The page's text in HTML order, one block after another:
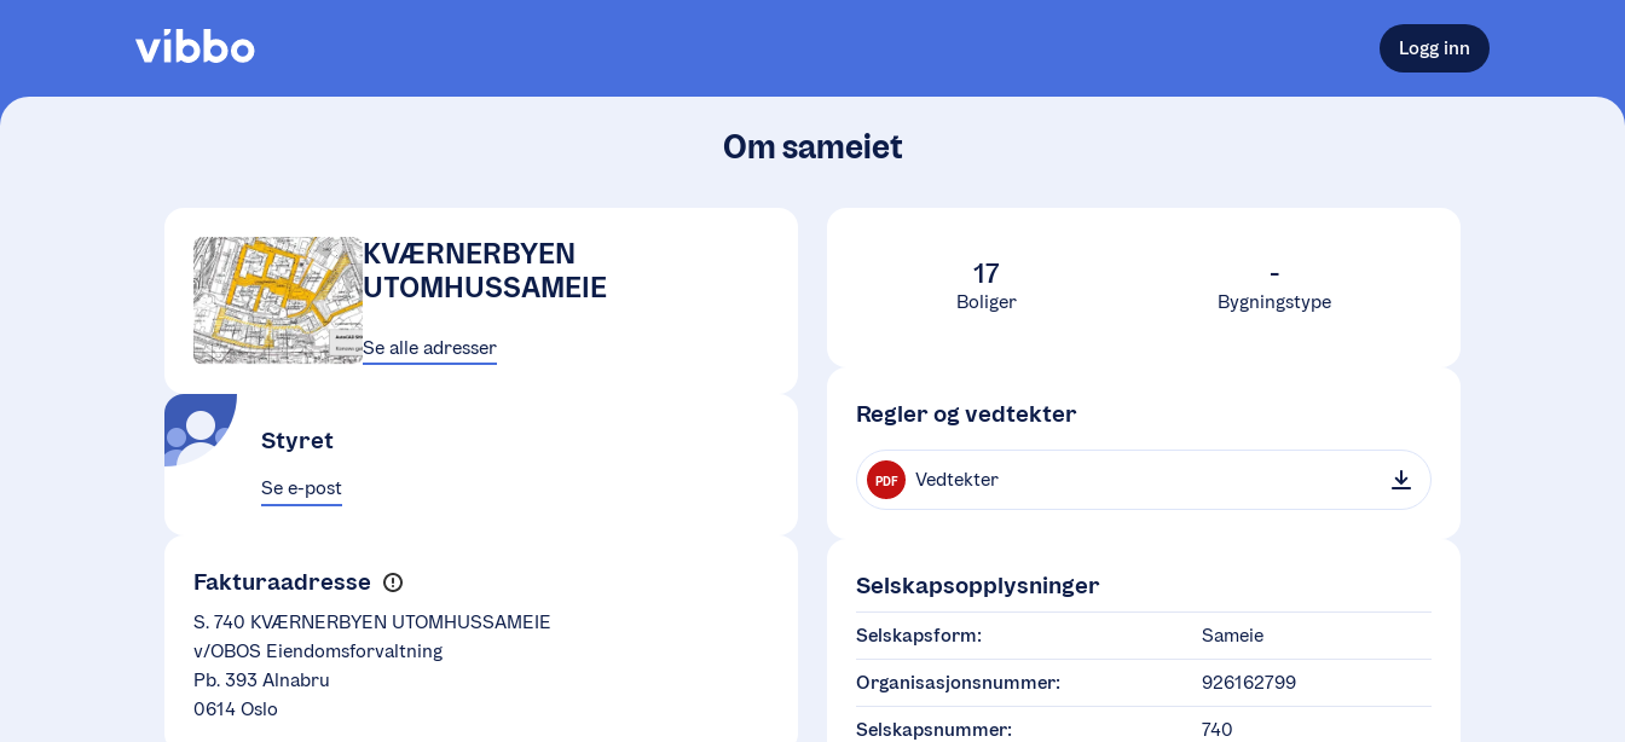
Logg inn
Om sameiet
KVÆRNERBYEN
UTOMHUSSAMEIE
Se alle adresser
Styret
Se e-post
Fakturaadresse
S. 740 KVÆRNERBYEN UTOMHUSSAMEIE
v/OBOS Eiendomsforvaltning
Pb. 393 Alnabru
0614 Oslo
17
Boliger
-
Bygningstype
Regler og vedtekter
PDF Vedtekter
Selskapsopplysninger
Selskapsform: Sameie
Organisasjonsnummer: 926162799
Selskapsnummer: 740